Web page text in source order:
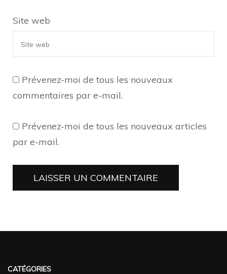
Site web
Prévenez-moi de tous les nouveaux
commentaires par e-mail.
Prévenez-moi de tous les nouveaux articles
par e-mail.
CATÉGORIES